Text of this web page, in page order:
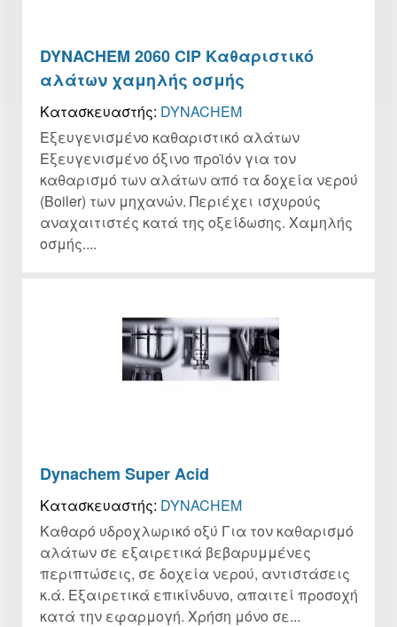
DYNACHEM 2060 CIP Kαθαριστικό
αλάτων χαμηλής οσμής
Κατασκευαστής: DYNACHEM
Εξευγενισμένο καθαριστικό αλάτων
Εξευγενισμένο όξινο προϊόν για τον
καθαρισμό των αλάτων από τα δοχεία νερού
(Boiler) των μηχανών. Περιέχει ισχυρούς
αναχαιτιστές κατά της οξείδωσης. Χαμηλής
οσμής....
Dynachem Super Acid
Κατασκευαστής: DYNACHEM
Καθαρό υδροχλωρικό οξύ Για τον καθαρισμό
αλάτων σε εξαιρετικά βεβαρυμμένες
περιπτώσεις, σε δοχεία νερού, αντιστάσεις
κ.ά. Εξαιρετικά επικίνδυνο, απαιτεί προσοχή
κατά την εφαρμογή. Χρήση μόνο σε...